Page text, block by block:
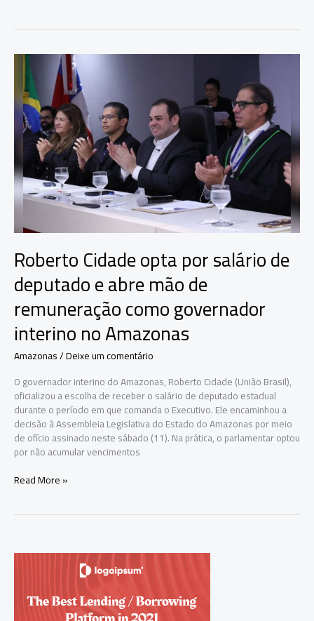
de
Roberto
Cidade
e
perfil
de
diálogo
Amazonas
Roberto Cidade opta por salário de
deputado e abre mão de
remuneração como governador
interino no Amazonas
Amazonas/Deixe um comentário
O governador interino do Amazonas, Roberto Cidade (União Brasil),
oficializou a escolha de receber o salário de deputado estadual
durante o período em que comanda o Executivo. Ele encaminhou a
decisão à Assembleia Legislativa do Estado do Amazonas por meio
de ofício assinado neste sábado (11). Na prática, o parlamentar optou
por não acumular vencimentos
Roberto
de
abre
mão
Read More »